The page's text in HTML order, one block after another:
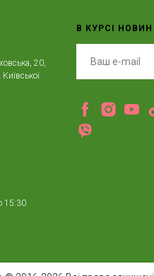
20,
15:30
В КУРСІ НОВИН